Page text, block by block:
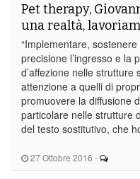
27 Ottobre 2016 -
Pet therapy,
una realtà,
“Implementare,
precisione l’ingresso e la
d’affezione nelle
attenzione a quelli di
promuovere la diffusione
particolare nelle strutture
del testo sostitutivo, che